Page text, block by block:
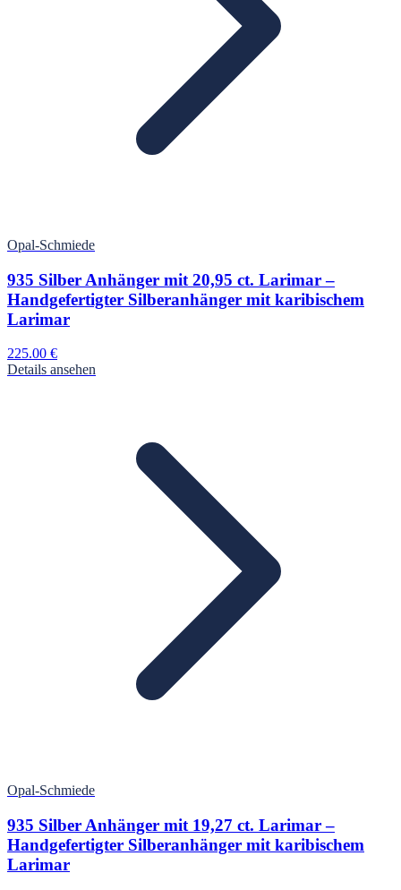
Opal-Schmiede
935 Silber Anhänger mit 20,95 ct. Larimar –
Handgefertigter Silberanhänger mit karibischem
Larimar
225.00 €
Details ansehen
Opal-Schmiede
935 Silber Anhänger mit 19,27 ct. Larimar –
Handgefertigter Silberanhänger mit karibischem
Larimar